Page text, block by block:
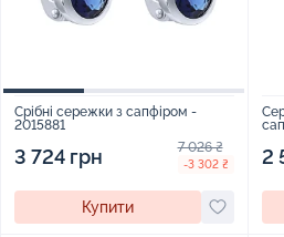
Срібні сережки з сапфіром -
2015881
3 724 грн 7 026 ₴
-3 302 ₴
Купити
2